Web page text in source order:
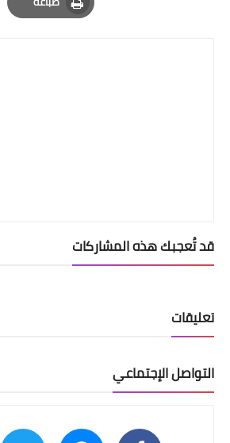
Print
قد تُعجبك هذه المشاركات
تعليقات
التواصل الإجتماعي